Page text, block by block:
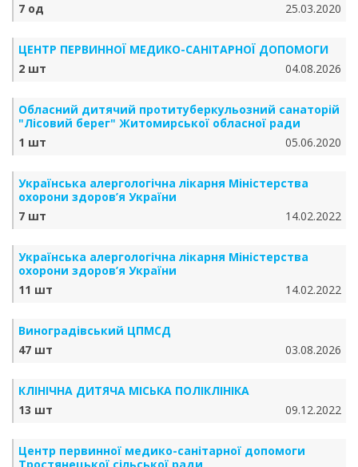
7 од
25.03.2020
ЦЕНТР ПЕРВИННОЇ МЕДИКО-САНІТАРНОЇ ДОПОМОГИ
2 шт
04.08.2026
Обласний дитячий протитуберкульозний санаторій
"Лісовий берег" Житомирської обласної ради
1 шт
05.06.2020
Українська алергологічна лікарня Міністерства
охорони здоров’я України
7 шт
14.02.2022
Українська алергологічна лікарня Міністерства
охорони здоров’я України
11 шт
14.02.2022
Виноградівський ЦПМСД
47 шт
03.08.2026
КЛІНІЧНА ДИТЯЧА МІСЬКА ПОЛІКЛІНІКА
13 шт
09.12.2022
Центр первинної медико-санітарної допомоги